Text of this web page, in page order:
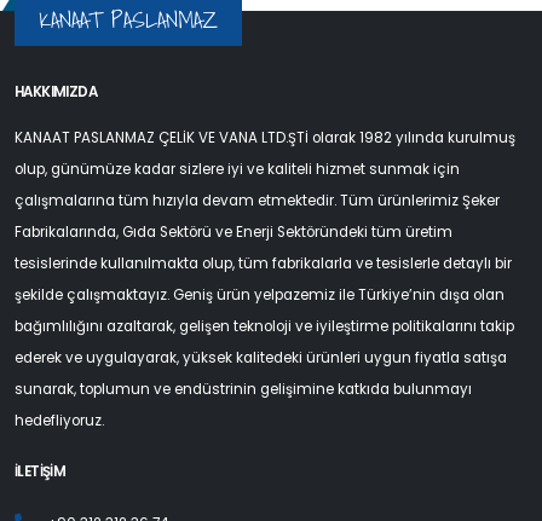
KANAAT PASLANMAZ
HAKKIMIZDA
KANAAT PASLANMAZ ÇELİK VE VANA LTD.ŞTİ olarak 1982 yılında kurulmuş
olup, günümüze kadar sizlere iyi ve kaliteli hizmet sunmak için
çalışmalarına tüm hızıyla devam etmektedir. Tüm ürünlerimiz Şeker
Fabrikalarında, Gıda Sektörü ve Enerji Sektöründeki tüm üretim
tesislerinde kullanılmakta olup, tüm fabrikalarla ve tesislerle detaylı bir
şekilde çalışmaktayız. Geniş ürün yelpazemiz ile Türkiye’nin dışa olan
bağımlılığını azaltarak, gelişen teknoloji ve iyileştirme politikalarını takip
ederek ve uygulayarak, yüksek kalitedeki ürünleri uygun fiyatla satışa
sunarak, toplumun ve endüstrinin gelişimine katkıda bulunmayı
hedefliyoruz.
İLETİŞİM